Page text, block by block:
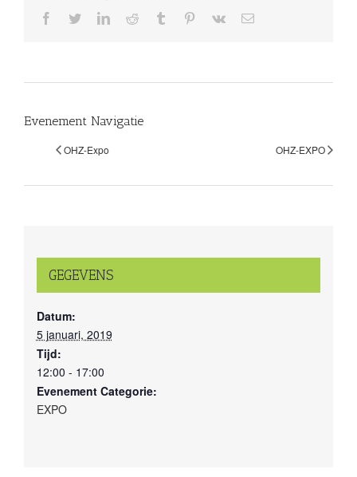
facebooktwitterlinkedinreddit tumblr pinterest
vk
E-
Evenement Navigatie
OHZ-Expo OHZ-EXPO
GEGEVENS
Datum:
5 januari, 2019
Tijd:
12:00 - 17:00
Evenement Categorie:
EXPO